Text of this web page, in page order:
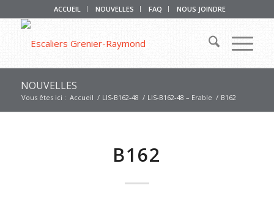
ACCUEIL NOUVELLES FAQ NOUS JOINDRE
NOUVELLES
Vous êtes ici : Accueil / LIS-B162-48 / LIS-B162-48 – Erable / B162
B162